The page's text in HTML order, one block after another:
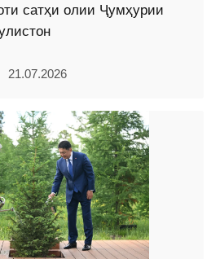
сатҳи олии Ҷумҳурии
21.07.2026